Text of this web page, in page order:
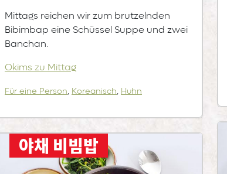
Mittags reichen wir zum brutzelnden
Bibimbap eine Schüssel Suppe und zwei
Banchan.
Okims zu Mittag
Für eine Person, Koreanisch, Huhn
야채 비빔밥